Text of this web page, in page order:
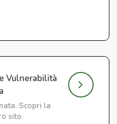
Vulnerabilità
Scopri la
sito